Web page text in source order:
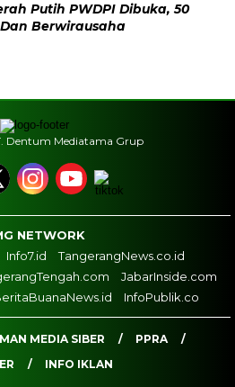
Putih PWDPI Dibuka, 50
Berwirausaha
Dentum Mediatama Grup
NETWORK
Info7.id
TangerangNews.co.id
JabarInside.com
InfoPublik.co
MEDIA SIBER
PPRA
INFO IKLAN